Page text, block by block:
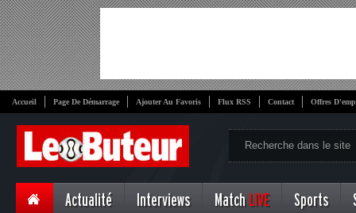
Accueil Page De Démarrage Ajouter Au Favoris Flux RSS Contact Offres
Actualité Interviews Match LIVE Sports